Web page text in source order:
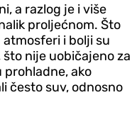
a razlog je i više
proljećnom. Što
i bolji su
nije uobičajeno za
prohladne, ako
često suv, odnosno